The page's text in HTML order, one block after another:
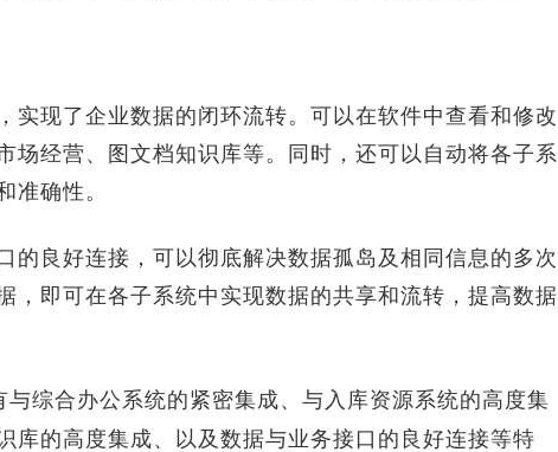
现了企业数据的闭环流转。可以在软件中查看和修改
场经营、图文档知识库等。同时，还可以自动将各子系
准确性。
良好连接，可以彻底解决数据孤岛及相同信息的多次
，即可在各子系统中实现数据的共享和流转，提高数据
与综合办公系统的紧密集成、与入库资源系统的高度集
库的高度集成、以及数据与业务接口的良好连接等特